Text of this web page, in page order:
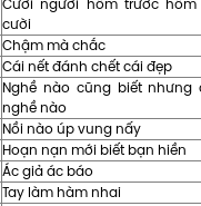
Cười người hôm trước
cười
Chậm mà chắc
Cái nết đánh chết cái đẹp
Nghề nào cũng biết nhưng
nghề nào
Nồi nào úp vung nấy
Hoạn nạn mới biết bạn hiền
Ác giả ác báo
Tay làm hàm nhai